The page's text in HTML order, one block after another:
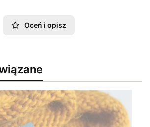
Oceń i opisz